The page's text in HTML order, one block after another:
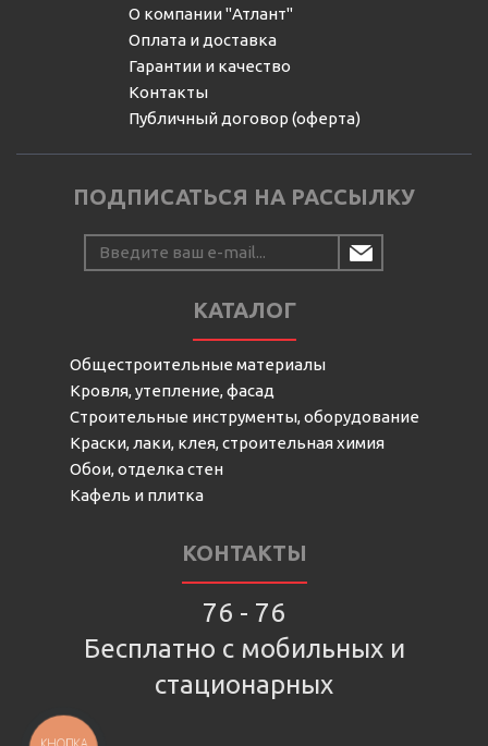
О компании "Атлант"
Оплата и доставка
Гарантии и качество
Контакты
Публичный договор (оферта)
ПОДПИСАТЬСЯ НА РАССЫЛКУ
КАТАЛОГ
Общестроительные материалы
Кровля, утепление, фасад
Строительные инструменты, оборудование
Краски, лаки, клея, строительная химия
Обои, отделка стен
Кафель и плитка
КОНТАКТЫ
76 - 76
Бесплатно с мобильных и
стационарных